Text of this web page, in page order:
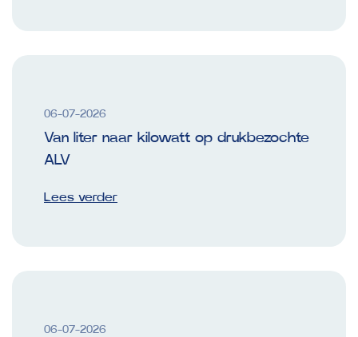
06-07-2026
Van liter naar kilowatt op drukbezochte
ALV
Lees verder
06-07-2026